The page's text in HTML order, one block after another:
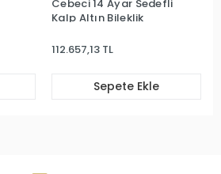
Cebeci 14 Ayar Sedefli
Kalp Altın Bileklik
112.657,13 TL
Sepete Ekle